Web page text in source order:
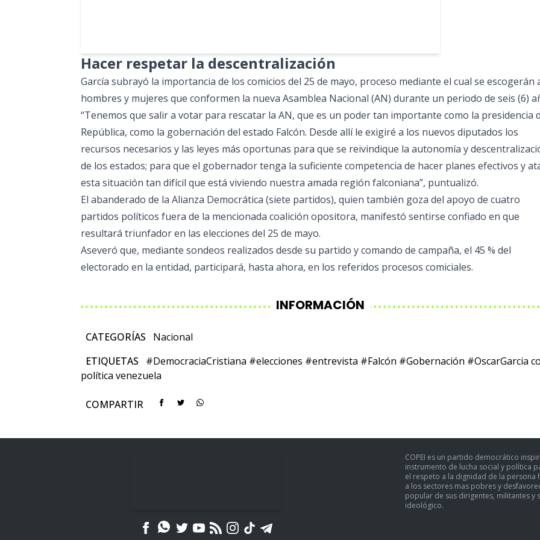
Hacer respetar la descentralización
García subrayó la importancia de los comicios del 25 de mayo, proceso mediante el cual se escogerán
hombres y mujeres que conformen la nueva Asamblea Nacional (AN) durante un periodo de seis (6)
“Tenemos que salir a votar para rescatar la AN, que es un poder tan importante como la presidencia
República, como la gobernación del estado Falcón. Desde allí le exigiré a los nuevos diputados los
recursos necesarios y las leyes más oportunas para que se reivindique la autonomía y
de los estados; para que el gobernador tenga la suficiente competencia de hacer planes efectivos y
esta situación tan difícil que está viviendo nuestra amada región falconiana”, puntualizó.
El abanderado de la Alianza Democrática (siete partidos), quien también goza del apoyo de cuatro
partidos políticos fuera de la mencionada coalición opositora, manifestó sentirse confiado en que
resultará triunfador en las elecciones del 25 de mayo.
Aseveró que, mediante sondeos realizados desde su partido y comando de campaña, el 45 % del
electorado en la entidad, participará, hasta ahora, en los referidos procesos comiciales.
INFORMACIÓN
CATEGORÍAS
Nacional
ETIQUETAS
#DemocraciaCristiana #elecciones #entrevista #Falcón #Gobernación #OscarGarcia
política venezuela
COMPARTIR
COPEI es un partido democrático
instrumento de lucha social y política
el respeto a la dignidad de la persona
a los sectores mas pobres y
popular de sus dirigentes, militantes y
ideológico.